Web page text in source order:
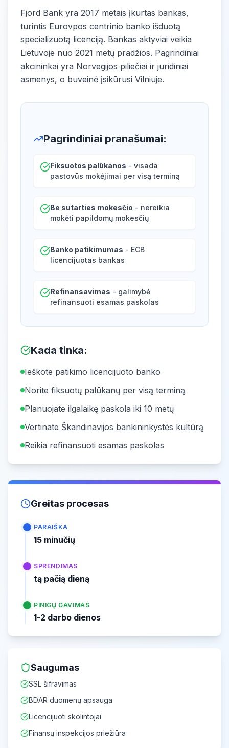
Fjord Bank yra 2017 metais įkurtas bankas,
turintis Eurovpos centrinio banko išduotą
specializuotą licenciją. Bankas aktyviai veikia
Lietuvoje nuo 2021 metų pradžios. Pagrindiniai
akcininkai yra Norvegijos piliečiai ir juridiniai
asmenys, o buveinė įsikūrusi Vilniuje.
Pagrindiniai pranašumai:
Fiksuotos palūkanos - visada
pastovūs mokėjimai per visą terminą
Be sutarties mokesčio - nereikia
mokėti papildomų mokesčių
Banko patikimumas - ECB
licencijuotas bankas
Refinansavimas - galimybė
refinansuoti esamas paskolas
Kada tinka:
Ieškote patikimo licencijuoto banko
Norite fiksuotų palūkanų per visą terminą
Planuojate ilgalaikę paskola iki 10 metų
Vertinate Škandinavijos bankininkystės kultūrą
Reikia refinansuoti esamas paskolas
Greitas procesas
PARAIŠKA
15 minučių
SPRENDIMAS
tą pačią dieną
PINIGŲ GAVIMAS
1-2 darbo dienos
Saugumas
SSL šifravimas
BDAR duomenų apsauga
Licencijuoti skolintojai
Finansų inspekcijos priežiūra